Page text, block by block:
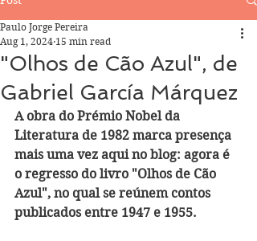
"Olhos de Cão Azul", de
Gabriel García Márquez
Paulo Jorge Pereira
Aug 1, 2024 15 min read
A obra do Prémio Nobel da
Literatura de 1982 marca presença
mais uma vez aqui no blog: agora é
o regresso do livro "Olhos de Cão
Azul", no qual se reúnem contos
publicados entre 1947 e 1955.